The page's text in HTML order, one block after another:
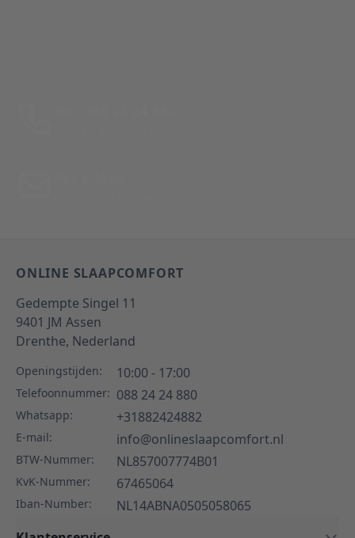
ONLINE SLAAPCOMFORT
Gedempte Singel 11
9401 JM Assen
Drenthe, Nederland
Openingstijden: 10:00 - 17:00
Telefoonnummer: 088 24 24 880
Whatsapp: +31882424882
E-mail: info@onlineslaapcomfort.nl
BTW-Nummer: NL857007774B01
KvK-Nummer: 67465064
Iban-Number:
NL14ABNA0505058065